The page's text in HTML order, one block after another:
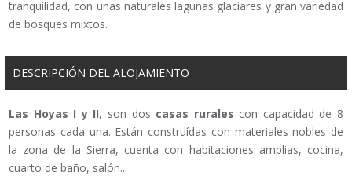
tranquilidad, con unas naturales lagunas glaciares y gran variedad
de bosques mixtos.
DESCRIPCIÓN DEL ALOJAMIENTO
Las Hoyas I y II, son dos casas rurales con capacidad de 8
personas cada una. Están construídas con materiales nobles de
la zona de la Sierra, cuenta con habitaciones amplias, cocina,
cuarto de baño, salón...